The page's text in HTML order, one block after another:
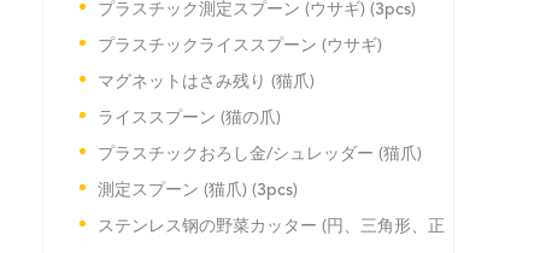
プラスチック測定スプーン (ウサギ) (3pcs)
プラスチックライススプーン (ウサギ)
マグネットはさみ残り (猫爪)
ライススプーン (猫の爪)
プラスチックおろし金/シュレッダー (猫爪)
測定スプーン (猫爪) (3pcs)
ステンレス钢の野菜カッター (円、三角形、正